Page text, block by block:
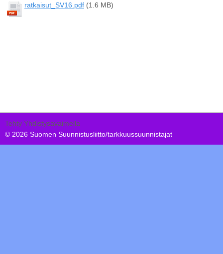
ratkaisut_SV16.pdf (1.6 MB)
Tehty Yhdistysavaimella
© 2026 Suomen Suunnistusliitto/tarkkuussuunnistajat